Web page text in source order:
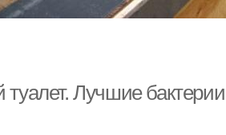
туалет. Лучшие